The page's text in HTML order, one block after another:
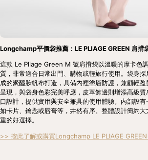
Longchamp平價袋推薦：LE PLIAGE GREEN 肩揹
這款 Le Pliage Green M 號肩揹袋以溫暖的摩卡色
質，非常適合日常出門、購物或輕旅行使用。袋身
成的聚醯胺帆布打造，具備內裡塗層防護，兼顧輕
呈現，與袋身色彩完美呼應，皮革飾邊則增添高級
口設計，提供實用與安全兼具的使用體驗。內部設
如卡片、鑰匙或唇膏等，井然有序。整體設計簡約
重的好選擇。
>> 按此了解或購買Longchamp LE PLIAGE